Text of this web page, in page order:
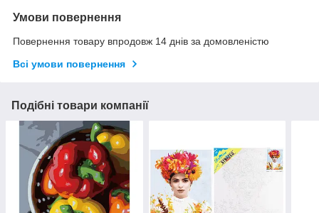
Умови повернення
Повернення товару впродовж 14 днів за домовленістю
Всі умови повернення
Подібні товари компанії